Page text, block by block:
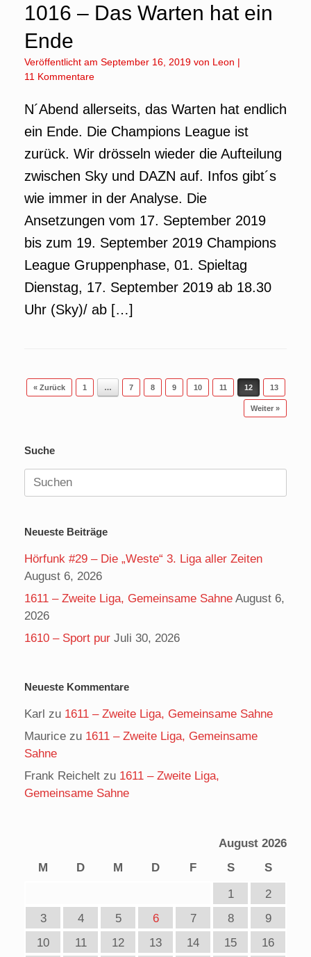
1016 – Das Warten hat ein
Ende
Veröffentlicht am September 16, 2019 von Leon |
11 Kommentare
N´Abend allerseits, das Warten hat endlich
ein Ende. Die Champions League ist
zurück. Wir drösseln wieder die Aufteilung
zwischen Sky und DAZN auf. Infos gibt´s
wie immer in der Analyse. Die
Ansetzungen vom 17. September 2019
bis zum 19. September 2019 Champions
League Gruppenphase, 01. Spieltag
Dienstag, 17. September 2019 ab 18.30
Uhr (Sky)/ ab […]
Beitragsnavigation
« Zurück 1 … 7 8 9 10 11 12 13
Weiter »
Suche
Suchen
nach:
Neueste Beiträge
Hörfunk #29 – Die „Weste“ 3. Liga aller Zeiten
August 6, 2026
1611 – Zweite Liga, Gemeinsame Sahne August 6,
2026
1610 – Sport pur Juli 30, 2026
Neueste Kommentare
Karl zu 1611 – Zweite Liga, Gemeinsame Sahne
Maurice zu 1611 – Zweite Liga, Gemeinsame
Sahne
Frank Reichelt zu 1611 – Zweite Liga,
Gemeinsame Sahne
August 2026
M
D M D F S
S
1
2
3
4 5 6 7 8
9
10
11 12 13 14 15
16